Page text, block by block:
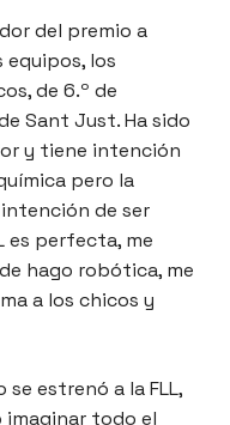
del premio a
equipos, los
de 6.º de
Sant Just. Ha sido
y tiene intención
pero la
de ser
es perfecta, me
hago robótica, me
a los chicos y
se estrenó a la FLL,
imaginar todo el